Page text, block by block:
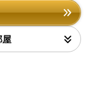
屋